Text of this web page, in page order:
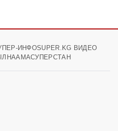
ИНФОSUPER.KG ВИДЕО
СУПЕРСТАН